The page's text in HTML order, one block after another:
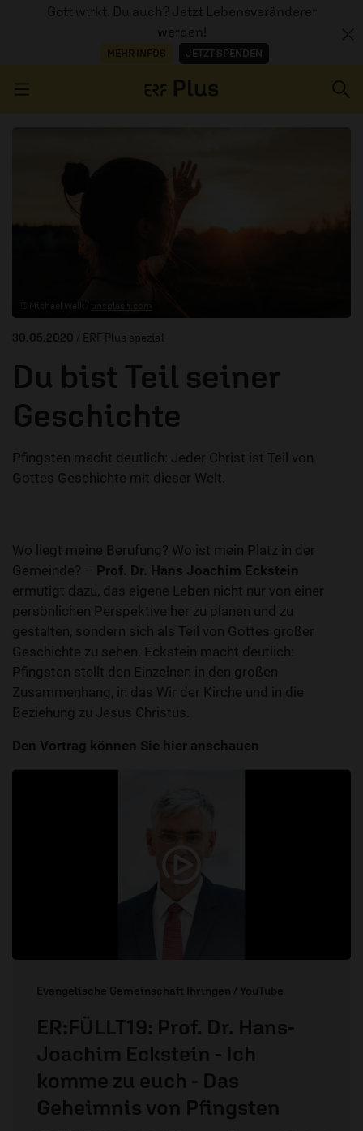
Gott wirkt. Du auch? Jetzt Lebensveränderer
werden!
MEHR INFOS JETZT SPENDEN
ERZÄHL MAL
AUDIOTHEK
30.05.2020 / ERF Plus spezial
Du bist Teil seiner
Geschichte
Pfingsten macht deutlich: Jeder Christ ist Teil von
Gottes Geschichte mit dieser Welt.
Wo liegt meine Berufung? Wo ist mein Platz in der
Gemeinde? – Prof. Dr. Hans Joachim Eckstein
ermutigt dazu, das eigene Leben nicht nur von einer
persönlichen Perspektive her zu planen und zu
gestalten, sondern sich als Teil von Gottes großer
Geschichte zu sehen. Eckstein macht deutlich:
Pfingsten stellt den Einzelnen in den großen
Zusammenhang, in das Wir der Kirche und in die
Beziehung zu Jesus Christus.
Den Vortrag können Sie hier anschauen
Evangelische Gemeinschaft Ihringen / YouTube
ER:FÜLLT19: Prof. Dr. Hans-
Joachim Eckstein - Ich
komme zu euch - Das
Geheimnis von Pfingsten